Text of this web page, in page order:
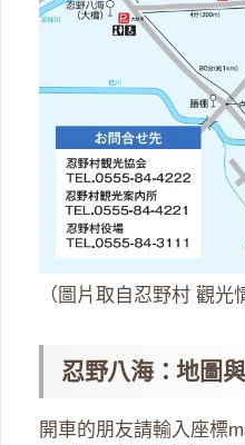
（圖片取自忍野村 觀光
忍野八海：地圖
開車的朋友請輸入座標